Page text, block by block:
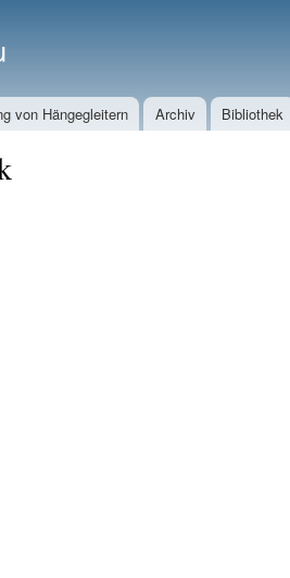
von Hängegleitern Archiv Bibliothek